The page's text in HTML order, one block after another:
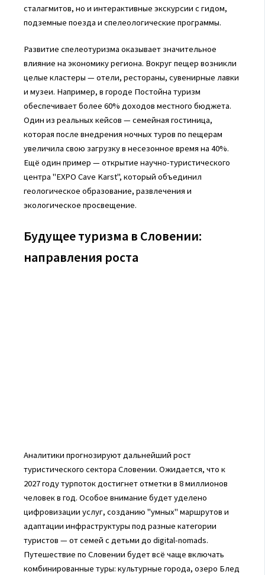
сталагмитов, но и интерактивные экскурсии с гидом,
подземные поезда и спелеологические программы.
Развитие спелеотуризма оказывает значительное
влияние на экономику региона. Вокруг пещер возникли
целые кластеры — отели, рестораны, сувенирные лавки
и музеи. Например, в городе Постойна туризм
обеспечивает более 60% доходов местного бюджета.
Один из реальных кейсов — семейная гостиница,
которая после внедрения ночных туров по пещерам
увеличила свою загрузку в несезонное время на 40%.
Ещё один пример — открытие научно-туристического
центра "EXPO Cave Karst", который объединил
геологическое образование, развлечения и
экологическое просвещение.
Будущее туризма в Словении:
направления роста
Аналитики прогнозируют дальнейший рост
туристического сектора Словении. Ожидается, что к
2027 году турпоток достигнет отметки в 8 миллионов
человек в год. Особое внимание будет уделено
цифровизации услуг, созданию "умных" маршрутов и
адаптации инфраструктуры под разные категории
туристов — от семей с детьми до digital-nomads.
Путешествие по Словении будет всё чаще включать
комбинированные туры: культурные города, озеро Блед